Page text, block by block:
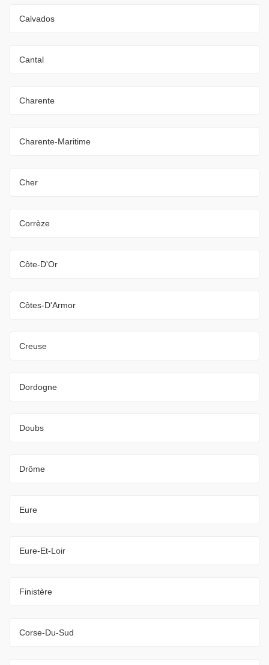
Calvados
Cantal
Charente
Charente-Maritime
Cher
Corrèze
Côte-D'Or
Côtes-D'Armor
Creuse
Dordogne
Doubs
Drôme
Eure
Eure-Et-Loir
Finistère
Corse-Du-Sud